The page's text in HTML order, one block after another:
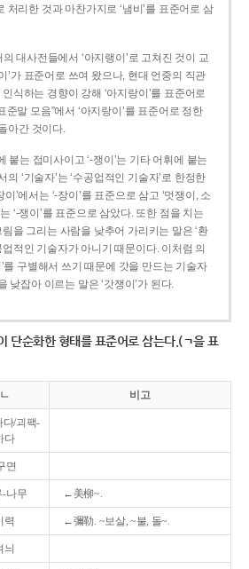
처리한 것과 마찬가지로 ‘냄비’를 표준어로 삼
의 대사전들에서 ‘아지랭이’로 고쳐진 것이 교
’가 표준어로 쓰여 왔으나, 현대 언중의 직관
인식하는 경향이 강해 ‘아지랑이’를 표준어로
준말 모음”에서 ‘아지랑이’를 표준어로 정한
아간 것이다.
붙는 접미사이고 ‘-쟁이’는 기타 어휘에 붙는
‘기술자’는 ‘수공업적인 기술자’로 한정한
’에서는 ‘-장이’를 표준으로 삼고 ‘멋쟁이, 소
‘-쟁이’를 표준으로 삼았다. 또한 점을 치는
림을 그리는 사람을 낮추어 가리키는 말은 ‘환
적인 기술자가 아니기 때문이다. 이처럼 의
’를 구별해서 쓰기 때문에 갓을 만드는 기술자
낮잡아 이르는 말은 ‘갓쟁이’가 된다.
단순화한 형태를 표준어로 삼는다.(ㄱ을 표
ㄴ 비고
다/괴팩-
다
면
-나무 ←美柳~.
력 ←彌勒. ~보살, ~불, 돌~.
늬